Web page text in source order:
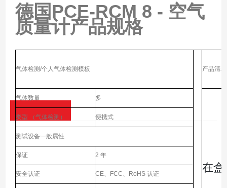
德国PCE-RCM 8 - 空气
质量计产品规格
气体检测/个人气体检测模板 产品清
气体数量 多
在盒
类型 （气体检测） 便携式
测试设备一般属性
保证 2 年
安全认证 CE、FCC、RoHS 认证